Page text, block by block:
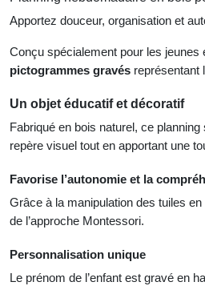
Apportez douceur, organisation et
Conçu spécialement pour les
pictogrammes gravés représentant
Un objet éducatif et décoratif
Fabriqué en bois naturel, ce
repère visuel tout en apportant une
Favorise l’autonomie et la
Grâce à la manipulation des tuiles
de l’approche Montessori.
Personnalisation unique
Le prénom de l’enfant est gravé en